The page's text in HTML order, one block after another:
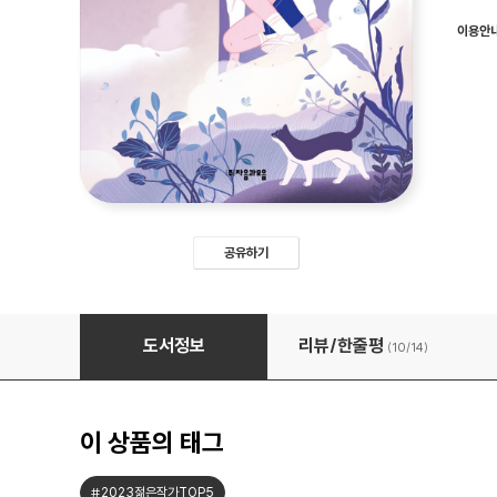
공유하기
이용안
소녀를 위한 페미니즘
도서정보 리뷰/한줄평 (10/14)
이 상품의 태그
#2023젊은작가TOP5